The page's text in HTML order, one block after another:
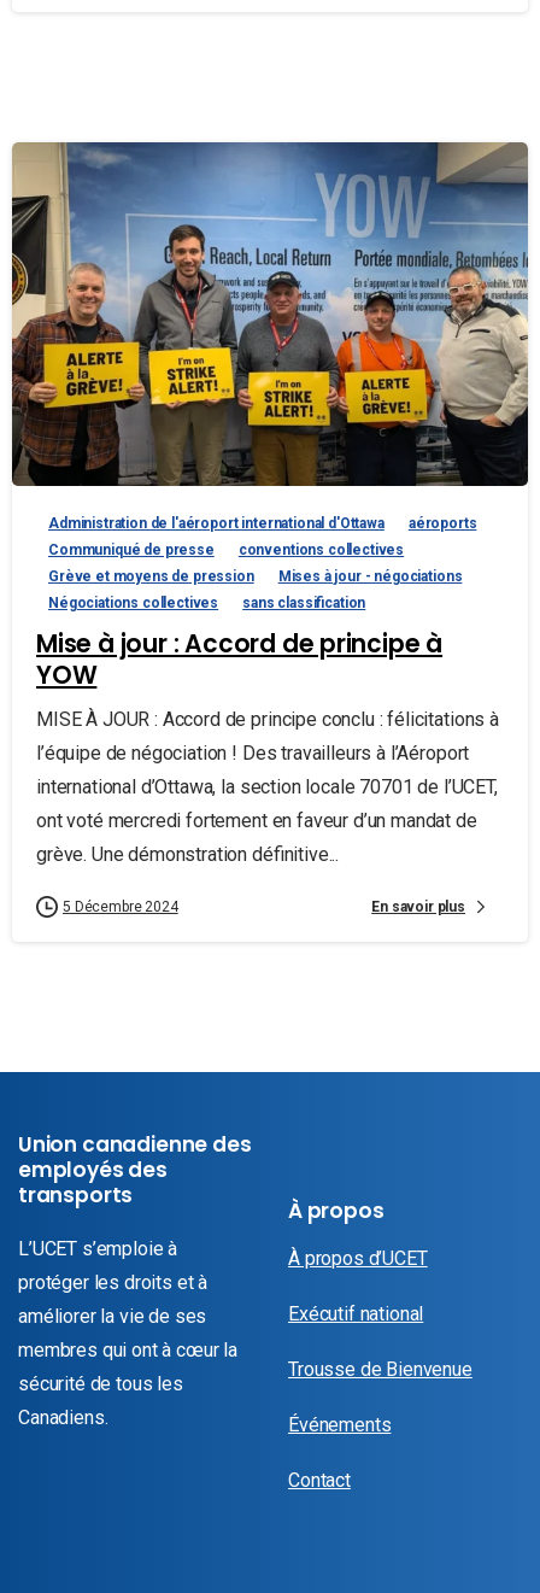
Administration de l'aéroport international d'Ottawa
aéroports
Communiqué de presse
conventions collectives
Grève et moyens de pression
Mises à jour - négociations
Négociations collectives
sans classification
Mise à jour : Accord de principe à
YOW
MISE À JOUR : Accord de principe conclu : félicitations à
l’équipe de négociation ! Des travailleurs à l’Aéroport
international d’Ottawa, la section locale 70701 de l’UCET,
ont voté mercredi fortement en faveur d’un mandat de
grève. Une démonstration définitive...
5 Décembre 2024 En savoir plus
Union canadienne des
employés des
transports
L’UCET s’emploie à
protéger les droits et à
améliorer la vie de ses
membres qui ont à cœur la
sécurité de tous les
Canadiens.
À propos
À propos d’UCET
Exécutif national
Trousse de Bienvenue
Événements
Contact